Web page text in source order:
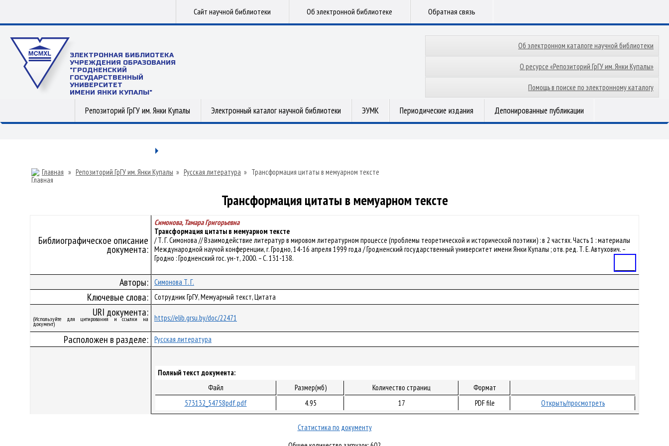
Сайт научной библиотеки Об электронной библиотеке Обратная связь
ЭЛЕКТРОННАЯ БИБЛИОТЕКА
УЧРЕЖДЕНИЯ ОБРАЗОВАНИЯ
"ГРОДНЕНСКИЙ
ГОСУДАРСТВЕННЫЙ
УНИВЕРСИТЕТ
ИМЕНИ ЯНКИ КУПАЛЫ"
Об электронном каталоге научной библиотеки
О ресурсе «Репозиторий ГрГУ им. Янки Купалы»
Помощь в поиске по электронному каталогу
Репозиторий ГрГУ им. Янки Купалы Электронный каталог научной библиотеки ЭУМК Периодические издания Депонированные публикации
Главная » Репозиторий ГрГУ им. Янки Купалы » Русская литература » Трансформация цитаты в мемуарном тексте
Трансформация цитаты в мемуарном тексте
Библиографическое описание
документа:
Симонова, Тамара Григорьевна
Трансформация цитаты в мемуарном тексте
/ Т. Г. Симонова // Взаимодействие литератур в мировом литературном процессе (проблемы теоретической и исторической поэтики) : в 2 частях. Часть 1 : материалы
Международной научой конференции, г. Гродно, 14-16 апреля 1999 года / Гродненский государственный университет имени Янки Купалы ; отв. ред. Т. Е. Автухович. –
Гродно : Гродненский гос. ун-т, 2000. – С. 131-138.
Авторы: Симонова Т. Г.
Ключевые слова: Сотрудник ГрГУ, Мемуарный текст, Цитата
URI документа:
(Используйте для цитирования и ссылки на
документ)
https://elib.grsu.by/doc/22471
Расположен в разделе: Русская литература
Полный текст документа:
Файл
Размер(мб) Количество страниц
Формат
573132_54758pdf.pdf
4.95 17 PDF file Открыть/просмотреть
Статистика по документу